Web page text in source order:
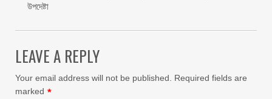
উপদেষ্টা
LEAVE A REPLY
Your email address will not be published.
Required fields are
marked *